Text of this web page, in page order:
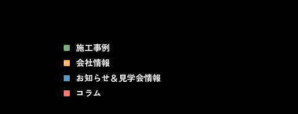
施工事例
会社情報
お知らせ＆見学会情報
コラム